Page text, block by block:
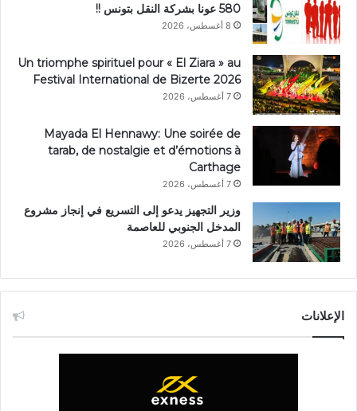
580 عونا بشركة النقل بتونس !!
8 أغسطس، 2026
Un triomphe spirituel pour « El Ziara » au
Festival International de Bizerte 2026
7 أغسطس، 2026
Mayada El Hennawy: Une soirée de
tarab, de nostalgie et d’émotions à
Carthage
7 أغسطس، 2026
وزير التجهيز يدعو إلى التسريع في إنجاز مشروع
المدخل الجنوبي للعاصمة
7 أغسطس، 2026
الإعلانات